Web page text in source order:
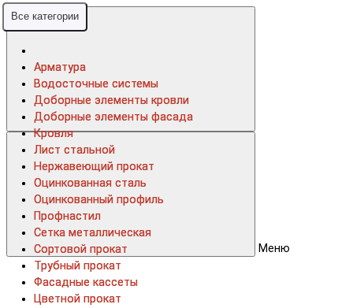
Меню
Все категории
Арматура
Водосточные системы
Доборные элементы кровли
Доборные элементы фасада
Кровля
Лист стальной
Нержавеющий прокат
Оцинкованная сталь
Оцинкованный профиль
Профнастил
Сетка металлическая
Сортовой прокат
Трубный прокат
Фасадные кассеты
Цветной прокат
Все категории
Арматура
Водосточные системы
Доборные элементы кровли
Доборные элементы фасада
Кровля
Лист стальной
Нержавеющий прокат
Оцинкованная сталь
Оцинкованный профиль
Профнастил
Сетка металлическая
Сортовой прокат
Трубный прокат
Фасадные кассеты
Цветной прокат